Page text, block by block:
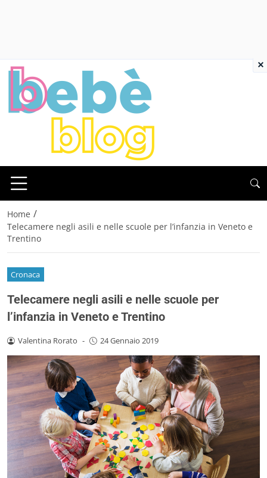
Home /
Telecamere negli asili e nelle scuole per l’infanzia in Veneto e
Trentino
Cronaca
Telecamere negli asili e nelle scuole per
l’infanzia in Veneto e Trentino
Valentina Rorato - 24 Gennaio 2019
×